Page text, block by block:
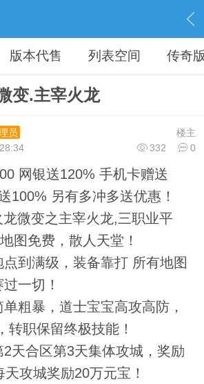
专区 › 内容
版本代售 列表空间 传奇
变.主宰火龙
楼主
员
332
0
网银送120% 手机卡赠送
100% 另有多冲多送优惠！
微变之主宰火龙,三职业平
图免费，散人天堂！
到满级，装备靠打 所有地图
一切！
粗暴，道士宝宝高攻高防，
转职保留终极技能！
天合区第3天集体攻城，奖励
攻城奖励20万元宝！